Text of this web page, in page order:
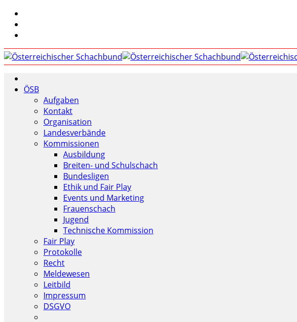
ÖSB
Aufgaben
Kontakt
Organisation
Landesverbände
Kommissionen
Ausbildung
Breiten- und Schulschach
Bundesligen
Ethik und Fair Play
Events und Marketing
Frauenschach
Jugend
Technische Kommission
Fair Play
Protokolle
Recht
Meldewesen
Leitbild
Impressum
DSGVO